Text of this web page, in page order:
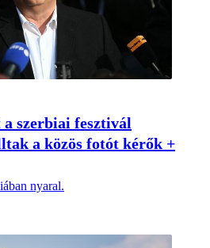
szerbiai fesztivál
a közös fotót kérők +
nyaral.